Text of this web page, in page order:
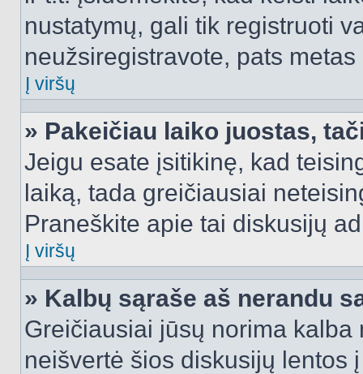
nustatymų, gali tik registruoti
neužsiregistravote, pats
Į viršų
» Pakeičiau laiko juostas,
Jeigu esate įsitikinę, kad
laiką, tada greičiausiai
Praneškite apie tai diskusijų
Į viršų
» Kalbų sąraše aš nerandu
Greičiausiai jūsų norima
neišvertė šios diskusijų lentos